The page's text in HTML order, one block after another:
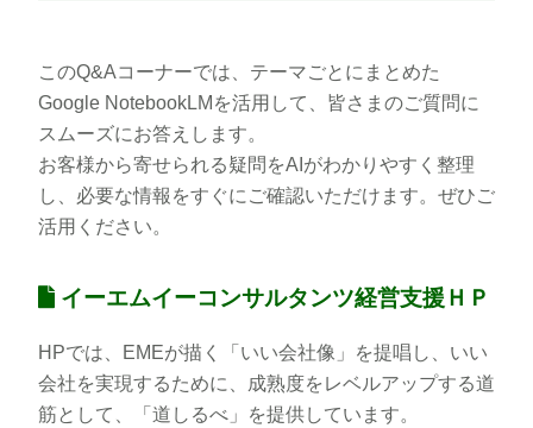
このQ&Aコーナーでは、テーマごとにまとめた
Google NotebookLMを活用して、皆さまのご質問に
スムーズにお答えします。
お客様から寄せられる疑問をAIがわかりやすく整理
し、必要な情報をすぐにご確認いただけます。ぜひご
活用ください。
イーエムイーコンサルタンツ経営支援ＨＰ
HPでは、EMEが描く「いい会社像」を提唱し、いい
会社を実現するために、成熟度をレベルアップする道
筋として、「道しるべ」を提供しています。